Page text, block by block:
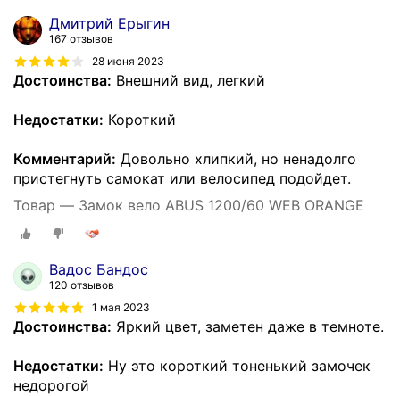
Дмитрий Ерыгин
167 отзывов
28 июня 2023
Достоинства: Внешний вид, легкий
Недостатки: Короткий
Комментарий: Довольно хлипкий, но ненадолго
пристегнуть самокат или велосипед подойдет.
Товар — Замок вело ABUS 1200/60 WEB ORANGE
Вадос Бандос
120 отзывов
1 мая 2023
Достоинства: Яркий цвет, заметен даже в темноте.
Недостатки: Ну это короткий тоненький замочек
недорогой